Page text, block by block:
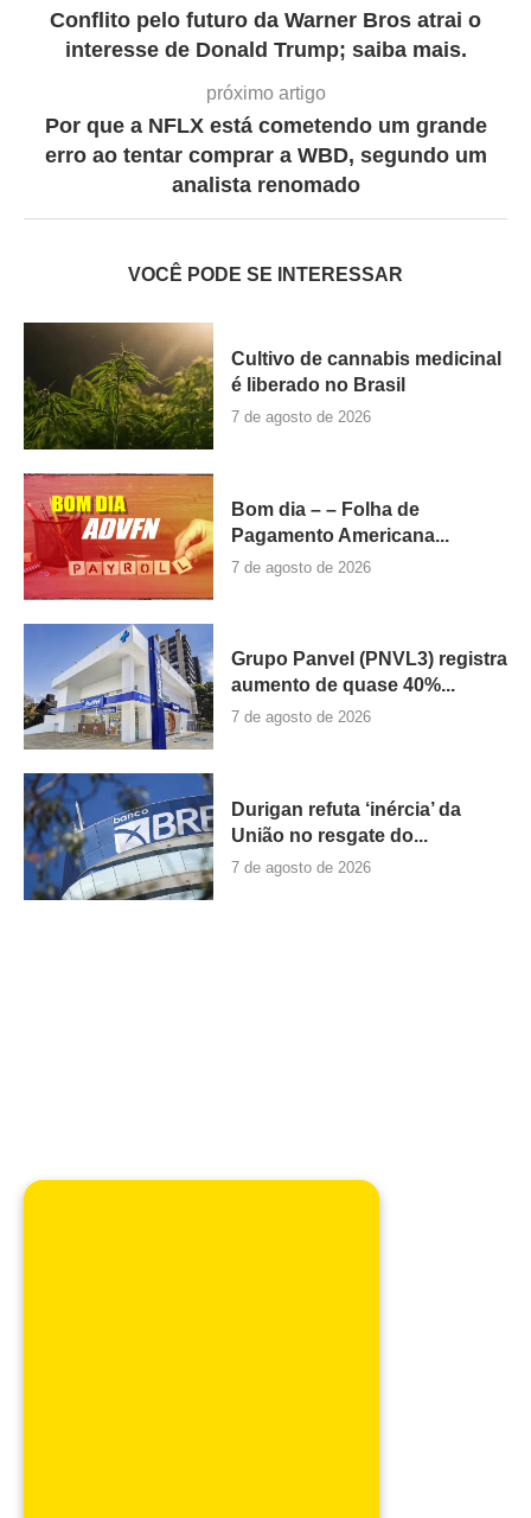
Conflito pelo futuro da Warner Bros atrai o
interesse de Donald Trump; saiba mais.
próximo artigo
Por que a NFLX está cometendo um grande
erro ao tentar comprar a WBD, segundo um
analista renomado
VOCÊ PODE SE INTERESSAR
Cultivo de cannabis medicinal
é liberado no Brasil
7 de agosto de 2026
Bom dia – – Folha de
Pagamento Americana...
7 de agosto de 2026
Grupo Panvel (PNVL3) registra
aumento de quase 40%...
7 de agosto de 2026
Durigan refuta ‘inércia’ da
União no resgate do...
7 de agosto de 2026